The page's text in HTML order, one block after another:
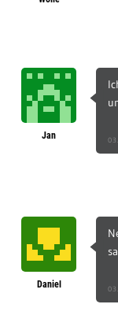
Jan
Daniel